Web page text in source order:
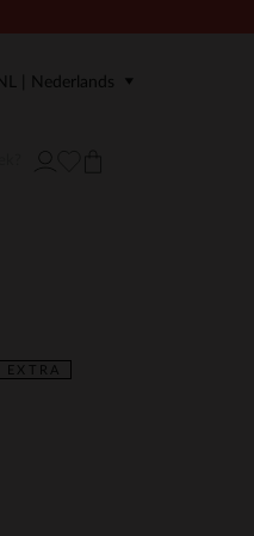
NL | Nederlands
EXTRA